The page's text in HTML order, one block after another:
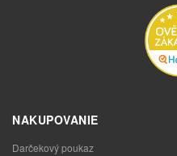
NAKUPOVANIE
Darčekový poukaz